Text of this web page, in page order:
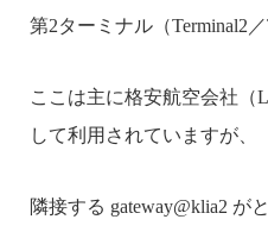
第2ターミナル（Terminal2／
ここは主に格安航空会社（
して利用されていますが、
隣接する gateway@klia2 が